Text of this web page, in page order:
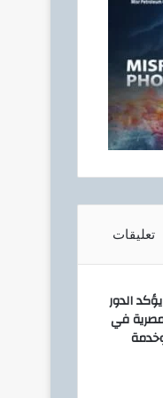
تعليقات
الدور
في